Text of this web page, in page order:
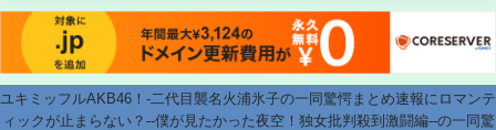
ユキミッフルAKB46！-二代目襲名火浦氷子の一同驚愕まとめ速報にロマンテ
ィックが止まらない？--僕が見たかった夜空！独女批判殺到激闘編--の一同驚